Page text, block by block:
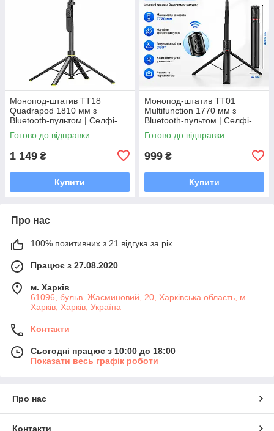
Монопод-штатив TT18
Quadrapod 1810 мм з
Bluetooth-пультом | Селфі-
палиця, автоматичний
Quadrapod, кріплення 1/4",
Готово до відправки
1 149 ₴
Купити
Монопод-штатив TT01
Multifunction 1770 мм з
Bluetooth-пультом | Селфі-
палиця для телефону,
трипод для iPhone та Android
Готово до відправки
999 ₴
Купити
Про нас
100% позитивних з 21 відгука за рік
Працює з 27.08.2020
м. Харків
61096, бульв. Жасминовий, 20, Харківська область, м.
Харків, Харків, Україна
Контакти
Сьогодні працює з 10:00 до 18:00
Показати весь графік роботи
Про нас
Контакти